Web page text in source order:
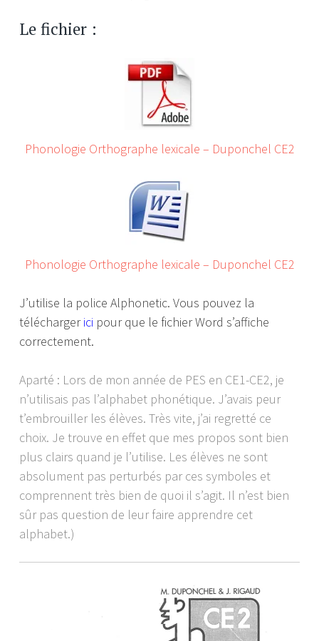
Le fichier :
Phonologie Orthographe lexicale – Duponchel CE2
Phonologie Orthographe lexicale – Duponchel CE2
J’utilise la police Alphonetic. Vous pouvez la
télécharger ici pour que le fichier Word s’affiche
correctement.
Aparté : Lors de mon année de PES en CE1-CE2, je
n’utilisais pas l’alphabet phonétique. J’avais peur
t’embrouiller les élèves. Très vite, j’ai regretté ce
choix. Je trouve en effet que mes propos sont bien
plus clairs quand je l’utilise. Les élèves ne sont
absolument pas perturbés par ces symboles et
comprennent très bien de quoi il s’agit. Il n’est bien
sûr pas question de leur faire apprendre cet
alphabet.)